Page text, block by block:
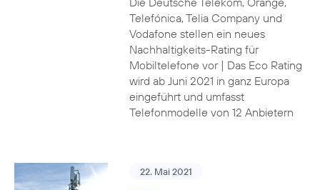
Telefónica, Telia Company und
Vodafone stellen ein neues
Nachhaltigkeits-Rating für
Mobiltelefone vor | Das Eco Rating
wird ab Juni 2021 in ganz Europa
eingeführt und umfasst
Telefonmodelle von 12 Anbietern
22. Mai 2021